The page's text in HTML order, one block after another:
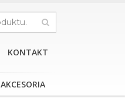
KONTAKT
AKCESORIA